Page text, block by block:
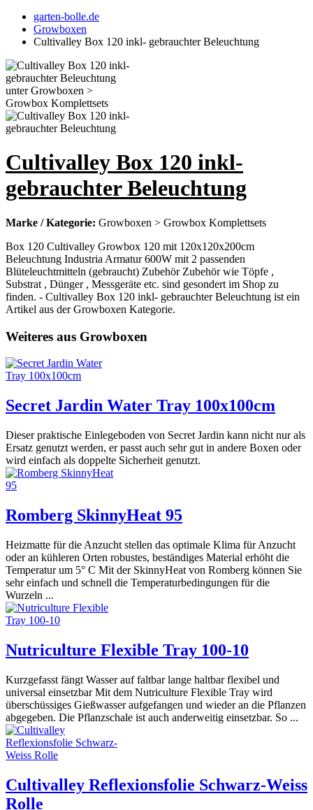
garten-bolle.de
Growboxen
Cultivalley Box 120 inkl- gebrauchter Beleuchtung
Cultivalley Box 120 inkl-
gebrauchter Beleuchtung
Marke / Kategorie: Growboxen > Growbox Komplettsets
Box 120 Cultivalley Growbox 120 mit 120x120x200cm
Beleuchtung Industria Armatur 600W mit 2 passenden
Blüteleuchtmitteln (gebraucht) Zubehör Zubehör wie Töpfe ,
Substrat , Dünger , Messgeräte etc. sind gesondert im Shop zu
finden. - Cultivalley Box 120 inkl- gebrauchter Beleuchtung ist ein
Artikel aus der Growboxen Kategorie.
Weiteres aus Growboxen
Secret Jardin Water Tray 100x100cm
Dieser praktische Einlegeboden von Secret Jardin kann nicht nur als
Ersatz genutzt werden, er passt auch sehr gut in andere Boxen oder
wird einfach als doppelte Sicherheit genutzt.
Romberg SkinnyHeat 95
Heizmatte für die Anzucht stellen das optimale Klima für Anzucht
oder an kühleren Orten robustes, beständiges Material erhöht die
Temperatur um 5° C Mit der SkinnyHeat von Romberg können Sie
sehr einfach und schnell die Temperaturbedingungen für die
Wurzeln ...
Nutriculture Flexible Tray 100-10
Kurzgefasst fängt Wasser auf faltbar lange haltbar flexibel und
universal einsetzbar Mit dem Nutriculture Flexible Tray wird
überschüssiges Gießwasser aufgefangen und wieder an die Pflanzen
abgegeben. Die Pflanzschale ist auch anderweitig einsetzbar. So ...
Cultivalley Reflexionsfolie Schwarz-Weiss
Rolle